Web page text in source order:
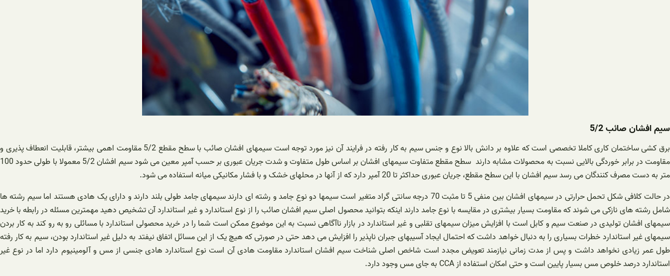
سیم افشان صائب 5/2
برق کشی ساختمان کاری کاملا تخصصی است که علاوه بر دانش بالا نوع و جنس سیم به کار رفته در فرایند آن نیز مورد توجه است سیمهای افشان صائب با سطح مقطع 5/2 مقاومت اهمی بیشتر، قابلیت انعطاف پذیری و
مقاومت در برابر خوردگی بالایی نسبت به محصولات مشابه دارند سطح مقطع متفاوت سیمهای افشان بر اساس طول متفاوت و شدت جریان عبوری بر حسب آمپر معین می شود سیم افشان 5/2 معمولا با طولی حدود 100
متر به دست مصرف کنندگان می رسد سیم‌ افشان با این سطح مقطع، جریان عبوری حداکثر تا 20 آمپر دارد که از آنها در محلهای خشک و با فشار مکانیکی میانه استفاده می شود.
در حالت کلافی شکل تحمل حرارتی در سیمهای افشان بین منفی 5 تا مثبت 70 درجه سانتی گراد متغیر است سیمها دو نوع جامد و رشته ای دارند سیمهای جامد طولی بلند دارند و دارای یک هادی هستند اما سیم رشته ها
شامل رشته های نازکی می شوند که مقاومت بسیار بیشتری در مقایسه با نوع جامد دارند اینکه بتوانید محصول اصلی سیم افشان صائب را از نوع استاندارد و غیر استاندارد آن تشخیص دهید مهمترین مسئله در رابطه با خرید
سیمهای افشان تولیدی در صنعت سیم و کابل است با افزایش میزان سیمهای تقلبی و غیر استاندارد در بازار ناآگاهی نسبت به این موضوع ممکن است شما را در خرید محصولی استاندارد با مسائلی رو به رو کند به کار بردن
سیمهای غیر استاندارد خطرات بسیاری را به دنبال خواهد داشت که احتمال ایجاد آسیبهای جبران ناپذیر را افزایش می دهد حتی در صورتی که هیچ یک از این مسائل اتفاق نیفتد به دلیل غیر استاندارد بودن، سیم به کار رفته
طول عمر زیادی نخواهد داشت و پس از مدت زمانی نیازمند تعویض مجدد است شاخص اصلی شناخت سیم افشان استاندارد مقاومت هادی آن است نوع استاندارد هادی جنسی از مس و آلومینیوم دارد اما در نوع غیر
استاندارد درصد خلوص مس بسیار پایین است و حتی امکان استفاده از CCA به جای مس وجود دارد.